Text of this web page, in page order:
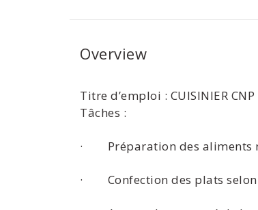
Overview
Titre d’emploi : CUISINIER
Tâches :
· Préparation des aliments
· Confection des plats selon